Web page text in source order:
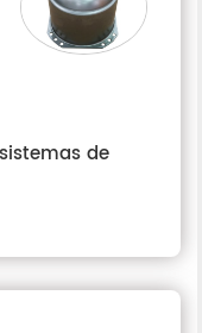
de